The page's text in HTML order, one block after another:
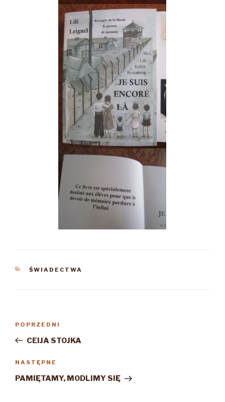
KATEGORIE
ŚWIADECTWA
Poprzedni
wpis
POPRZEDNI
CEIJA STOJKA
Następny
wpis
NASTĘPNE
PAMIĘTAMY, MODLIMY SIĘ